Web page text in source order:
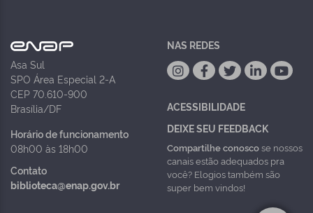
Asa Sul
SPO Área Especial 2-A
CEP 70.610-900
Brasília/DF
Horário de funcionamento
08h00 às 18h00
Contato
biblioteca@enap.gov.br
NAS REDES
ACESSIBILIDADE
DEIXE SEU FEEDBACK
Compartilhe conoscose nossos
canais estão adequados pra
você? Elogios também são
super bem vindos!